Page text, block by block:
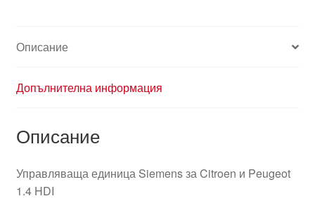
Описание
Допълнителна информация
Описание
Управляваща единица Siemens за Citroen и Peugeot
1.4 HDI